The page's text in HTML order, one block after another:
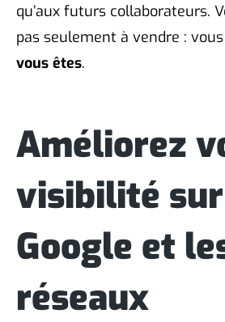
qu’aux futurs collaborateurs.
pas seulement à vendre :
vous êtes.
Améliorez
visibilité sur
Google et
réseaux